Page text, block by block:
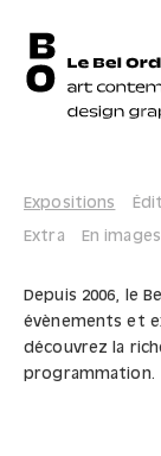
Expositions
Extra En images
Depuis 2006, le
évènements et
découvrez la
programmation.